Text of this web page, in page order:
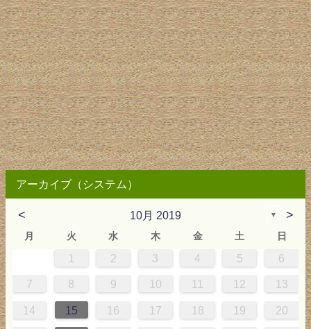
アーカイブ（システム）
< 10月 2019 ▼ >
月 火 水 木 金 土 日
1 2 3 4 5 6
7 8 9 10 11 12 13
14 15 16 17 18 19 20